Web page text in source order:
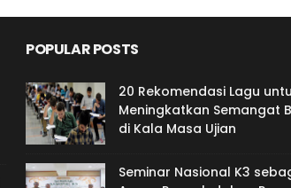
POPULAR POSTS
20 Rekomendasi Lagu
Meningkatkan Semangat
di Kala Masa Ujian
Seminar Nasional K3